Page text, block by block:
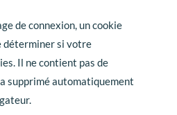
de connexion, un cookie
déterminer si votre
Il ne contient pas de
supprimé automatiquement